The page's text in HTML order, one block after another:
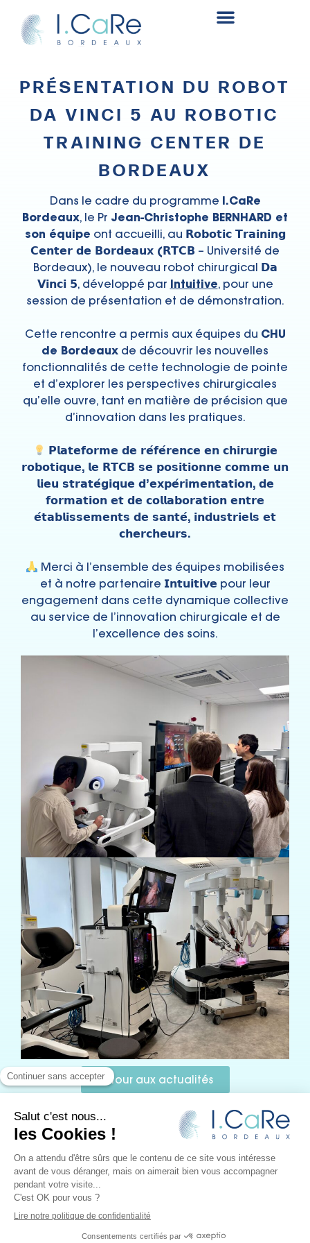
PRÉSENTATION DU ROBOT
DA VINCI 5 AU ROBOTIC
TRAINING CENTER DE
BORDEAUX
Dans le cadre du programme I.CaRe
Bordeaux, le Pr Jean-Christophe BERNHARD et
son équipe ont accueilli, au 𝗥𝗼𝗯𝗼𝘁𝗶𝗰 𝗧𝗿𝗮𝗶𝗻𝗶𝗻𝗴
𝗖𝗲𝗻𝘁𝗲𝗿 𝗱𝗲 𝗕𝗼𝗿𝗱𝗲𝗮𝘂𝘅 (𝗥𝗧𝗖𝗕 – Université de
Bordeaux), le nouveau robot chirurgical 𝗗𝗮
𝗩𝗶𝗻𝗰𝗶 𝟱, développé par Intuitive, pour une
session de présentation et de démonstration.
Cette rencontre a permis aux équipes du CHU
de Bordeaux de découvrir les nouvelles
fonctionnalités de cette technologie de pointe
et d’explorer les perspectives chirurgicales
qu’elle ouvre, tant en matière de précision que
d’innovation dans les pratiques.
𝗣𝗹𝗮𝘁𝗲𝗳𝗼𝗿𝗺𝗲 𝗱𝗲 𝗿𝗲́𝗳𝗲́𝗿𝗲𝗻𝗰𝗲 𝗲𝗻 𝗰𝗵𝗶𝗿𝘂𝗿𝗴𝗶𝗲
𝗿𝗼𝗯𝗼𝘁𝗶𝗾𝘂𝗲, 𝗹𝗲 𝗥𝗧𝗖𝗕 𝘀𝗲 𝗽𝗼𝘀𝗶𝘁𝗶𝗼𝗻𝗻𝗲 𝗰𝗼𝗺𝗺𝗲 𝘂𝗻
𝗹𝗶𝗲𝘂 𝘀𝘁𝗿𝗮𝘁𝗲́𝗴𝗶𝗾𝘂𝗲 𝗱’𝗲𝘅𝗽𝗲́𝗿𝗶𝗺𝗲𝗻𝘁𝗮𝘁𝗶𝗼𝗻, 𝗱𝗲
𝗳𝗼𝗿𝗺𝗮𝘁𝗶𝗼𝗻 𝗲𝘁 𝗱𝗲 𝗰𝗼𝗹𝗹𝗮𝗯𝗼𝗿𝗮𝘁𝗶𝗼𝗻 𝗲𝗻𝘁𝗿𝗲
𝗲́𝘁𝗮𝗯𝗹𝗶𝘀𝘀𝗲𝗺𝗲𝗻𝘁𝘀 𝗱𝗲 𝘀𝗮𝗻𝘁𝗲́, 𝗶𝗻𝗱𝘂𝘀𝘁𝗿𝗶𝗲𝗹𝘀 𝗲𝘁
𝗰𝗵𝗲𝗿𝗰𝗵𝗲𝘂𝗿𝘀.
Merci à l’ensemble des équipes mobilisées
et à notre partenaire 𝗜𝗻𝘁𝘂𝗶𝘁𝗶𝘃𝗲 pour leur
engagement dans cette dynamique collective
au service de l’innovation chirurgicale et de
l’excellence des soins.
Retour aux actualités
I.CaRe– Recherche et innovation en chirurgie rénale–
Design : JUUD l’agence– Rédactionnel :Le Monde
– Développement :
raduction :
Copryright © 2026 I.CaRe